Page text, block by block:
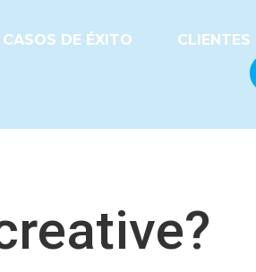
CASOS DE ÉXITO CLIENTES